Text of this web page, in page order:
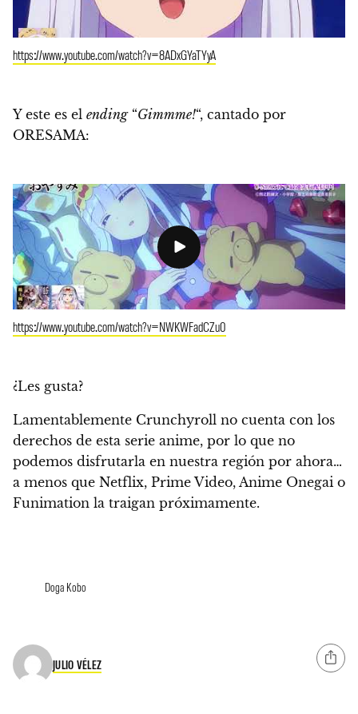
https://www.youtube.com/watch?v=8ADxGYaTYyA
Y este es el ending“Gimmme!“, cantado por
ORESAMA:
https://www.youtube.com/watch?v=NWKWFadCZu0
¿Les gusta?
Lamentablemente Crunchyroll no cuenta con los
derechos de esta serie anime, por lo que no
podemos disfrutarla en nuestra región por ahora…
a menos que Netflix, Prime Video, Anime Onegai o
Funimation la traigan próximamente.
Doga Kobo
JULIO VÉLEZ